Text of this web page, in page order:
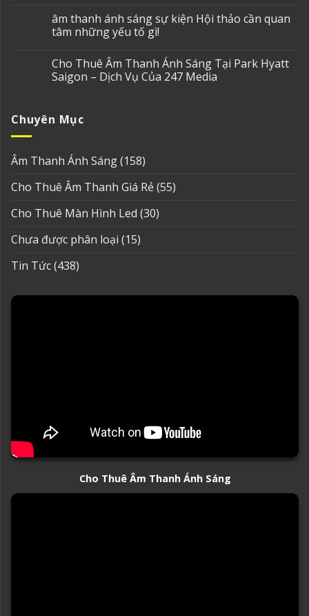
âm thanh ánh sáng sự kiện Hội thảo cần quan
tâm những yếu tố gì!
Cho Thuê Âm Thanh Ánh Sáng Tại Park Hyatt
Saigon – Dịch Vụ Của 247 Media
Chuyên Mục
Âm Thanh Ánh Sáng(158)
Cho Thuê Âm Thanh Giá Rẻ(55)
Cho Thuê Màn Hình Led (30)
Chưa được phân loại (15)
Tin Tức(438)
Cho Thuê Âm Thanh Ánh Sáng